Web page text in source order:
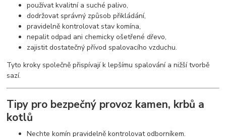
používat kvalitní a suché palivo,
dodržovat správný způsob přikládání,
pravidelně kontrolovat stav komína,
nepalit odpad ani chemicky ošetřené dřevo,
zajistit dostatečný přívod spalovacího vzduchu.
Tyto kroky společně přispívají k lepšímu spalování a nižší tvorbě
sazí.
Tipy pro bezpečný provoz kamen, krbů a
kotlů
Nechte komín pravidelně kontrolovat odborníkem.